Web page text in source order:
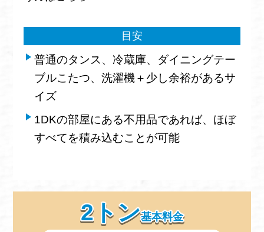
目安
普通のタンス、冷蔵庫、ダイニングテー
ブルこたつ、洗濯機＋少し余裕があるサ
イズ
1DKの部屋にある不用品であれば、ほぼ
すべてを積み込むことが可能
2トン基本料金